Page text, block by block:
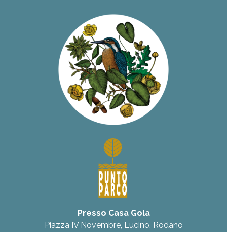
Presso Casa Gola
Piazza IV Novembre, Lucino, Rodano